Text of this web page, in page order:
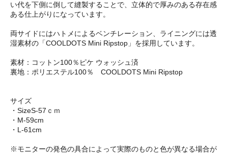
い代を下側に倒して縫製することで、立体的で厚みのある存在感
ある仕上がりになっています。
両サイドにはハトメによるベンチレーション、ライニングには透
湿素材の「COOLDOTS Mini Ripstop」を採用しています。
素材：コットン100％ピケ ウォッシュ済
裏地：ポリエステル100％ COOLDOTS Mini Ripstop
サイズ
・SizeS-57ｃｍ
・M-59cm
・L-61cm
※モニターの発色の具合によって実際のものと色が異なる場合が